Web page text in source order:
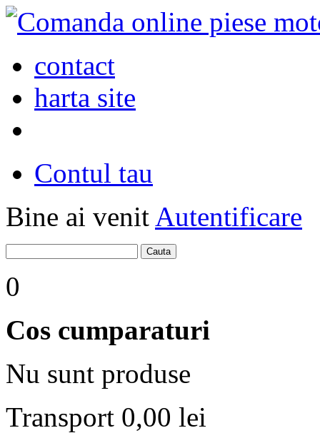
contact
harta site
Contul tau
Bine ai venit Autentificare
0
Cos cumparaturi
Nu sunt produse
Transport 0,00 lei